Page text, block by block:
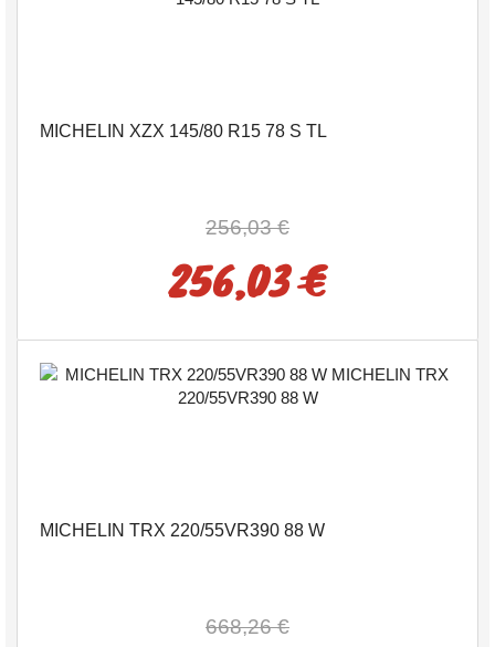
MICHELIN XZX 145/80 R15 78 S TL
256,03 €
256,03 €
MICHELIN TRX 220/55VR390 88 W
668,26 €